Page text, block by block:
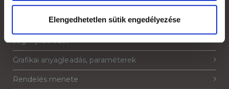
Elengedhetetlen sütik engedélyezése
Általános Szerződési Feltételek
Jogi nyilatkozat
Grafikai anyagleadás, paraméterek
Rendelés menete